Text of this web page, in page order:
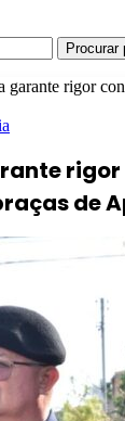
Procurar
garante rigor
de